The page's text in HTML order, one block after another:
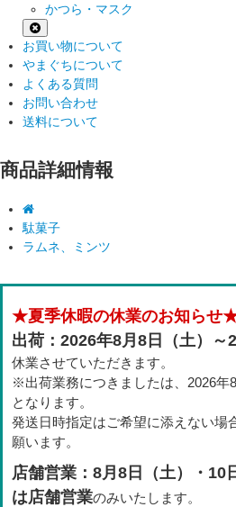
かつら・マスク
お買い物について
やまぐちについて
よくある質問
お問い合わせ
送料について
商品詳細情報
駄菓子
ラムネ、ミンツ
★夏季休暇の休業のお知らせ
出荷：2026年8月8日（土）～
休業させていただきます。
※出荷業務につきましたは、2026年
となります。
発送日時指定はご希望に添えない場
願います。
店舗営業：8月8日（土）・10
は店舗営業のみいたします。